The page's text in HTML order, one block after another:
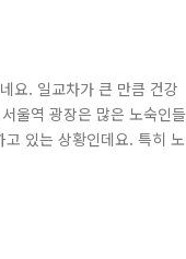
요. 일교차가 큰 만큼 건강
울역 광장은 많은 노숙인들
있는 상황인데요. 특히 노
한국철도공사(코레일)와 함
, 악취 등을 예방하고 광